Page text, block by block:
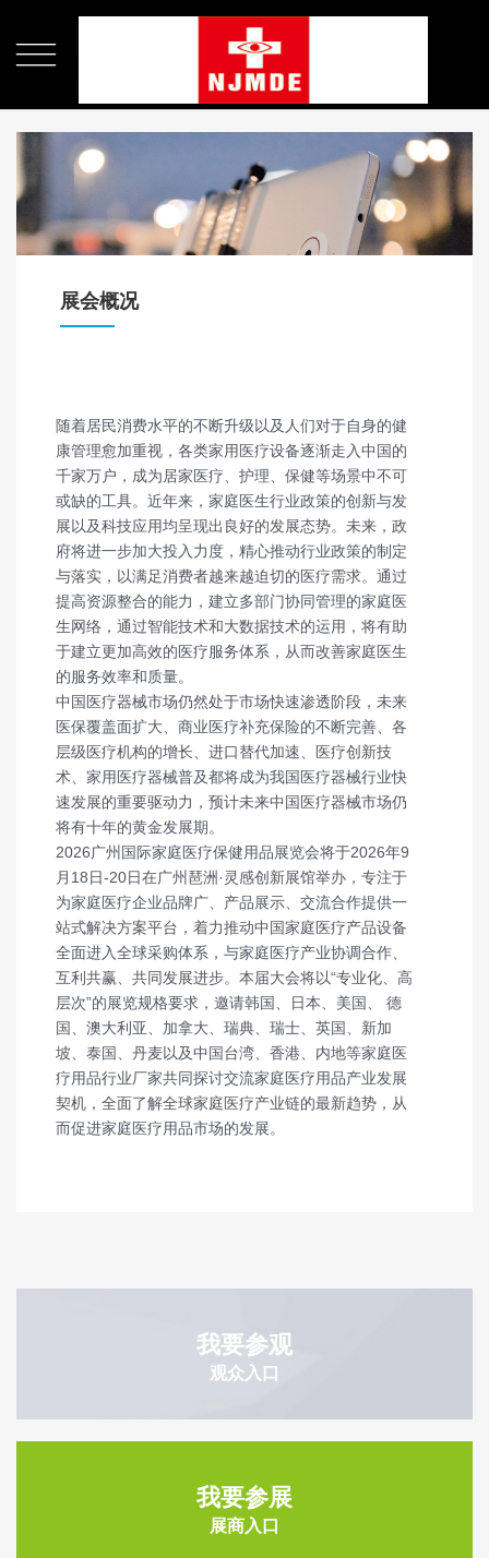

展会概况
随着居民消费水平的不断升级以及人们对于自身的健
康管理愈加重视，各类家用医疗设备逐渐走入中国的
千家万户，成为居家医疗、护理、保健等场景中不可
或缺的工具。近年来，家庭医生行业政策的创新与发
展以及科技应用均呈现出良好的发展态势。未来，政
府将进一步加大投入力度，精心推动行业政策的制定
与落实，以满足消费者越来越迫切的医疗需求。通过
提高资源整合的能力，建立多部门协同管理的家庭医
生网络，通过智能技术和大数据技术的运用，将有助
于建立更加高效的医疗服务体系，从而改善家庭医生
的服务效率和质量。
中国医疗器械市场仍然处于市场快速渗透阶段，未来
医保覆盖面扩大、商业医疗补充保险的不断完善、各
层级医疗机构的增长、进口替代加速、医疗创新技
术、家用医疗器械普及都将成为我国医疗器械行业快
速发展的重要驱动力，预计未来中国医疗器械市场仍
将有十年的黄金发展期。
2026广州国际家庭医疗保健用品展览会将于2026年9
月18日-20日在广州琶洲·灵感创新展馆举办，专注于
为家庭医疗企业品牌广、产品展示、交流合作提供一
站式解决方案平台，着力推动中国家庭医疗产品设备
全面进入全球采购体系，与家庭医疗产业协调合作、
互利共赢、共同发展进步。本届大会将以“专业化、高
层次”的展览规格要求，邀请韩国、日本、美国、 德
国、澳大利亚、加拿大、瑞典、瑞士、英国、新加
坡、泰国、丹麦以及中国台湾、香港、内地等家庭医
疗用品行业厂家共同探讨交流家庭医疗用品产业发展
契机，全面了解全球家庭医疗产业链的最新趋势，从
而促进家庭医疗用品市场的发展。
我要参观
观众入口
我要参展
展商入口